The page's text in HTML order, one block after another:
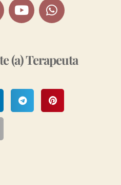
(a) Terapeuta